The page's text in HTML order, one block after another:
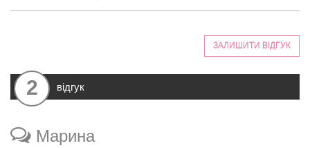
ЗАЛИШИТИ ВІДГУК
2 відгук
Марина